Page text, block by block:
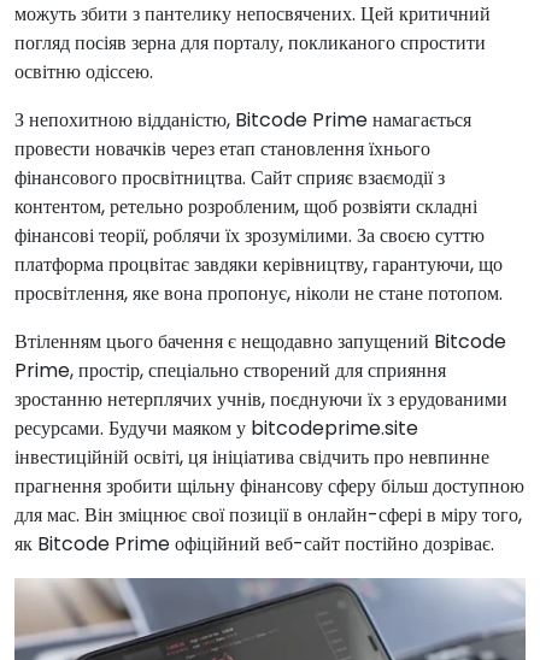
можуть збити з пантелику непосвячених. Цей критичний
погляд посіяв зерна для порталу, покликаного спростити
освітню одіссею.
З непохитною відданістю, Bitcode Prime намагається
провести новачків через етап становлення їхнього
фінансового просвітництва. Сайт сприяє взаємодії з
контентом, ретельно розробленим, щоб розвіяти складні
фінансові теорії, роблячи їх зрозумілими. За своєю суттю
платформа процвітає завдяки керівництву, гарантуючи, що
просвітлення, яке вона пропонує, ніколи не стане потопом.
Втіленням цього бачення є нещодавно запущений Bitcode
Prime, простір, спеціально створений для сприяння
зростанню нетерплячих учнів, поєднуючи їх з ерудованими
ресурсами. Будучи маяком у bitcodeprime.site
інвестиційній освіті, ця ініціатива свідчить про невпинне
прагнення зробити щільну фінансову сферу більш доступною
для мас. Він зміцнює свої позиції в онлайн-сфері в міру того,
як Bitcode Prime офіційний веб-сайт постійно дозріває.